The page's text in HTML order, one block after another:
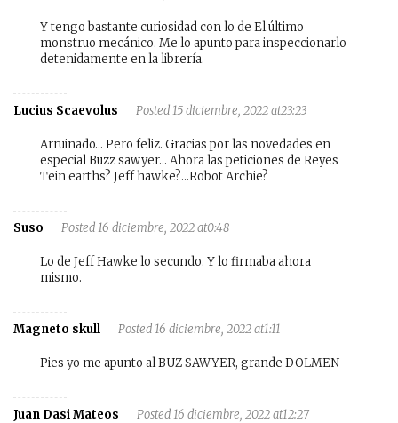
Y tengo bastante curiosidad con lo de El último
monstruo mecánico. Me lo apunto para inspeccionarlo
detenidamente en la librería.
Lucius Scaevolus Posted 15 diciembre, 2022 at23:23
Arruinado… Pero feliz. Gracias por las novedades en
especial Buzz sawyer… Ahora las peticiones de Reyes
Tein earths? Jeff hawke?…Robot Archie?
Suso Posted 16 diciembre, 2022 at0:48
Lo de Jeff Hawke lo secundo. Y lo firmaba ahora
mismo.
Magneto skull Posted 16 diciembre, 2022 at1:11
Pies yo me apunto al BUZ SAWYER, grande DOLMEN
Juan Dasi Mateos Posted 16 diciembre, 2022 at12:27